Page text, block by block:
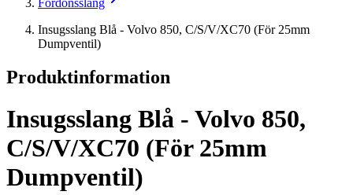
Fordonsslang
Insugsslang Blå - Volvo 850, C/S/V/XC70 (För 25mm
Dumpventil)
Produktinformation
Insugsslang Blå - Volvo 850,
C/S/V/XC70 (För 25mm
Dumpventil)